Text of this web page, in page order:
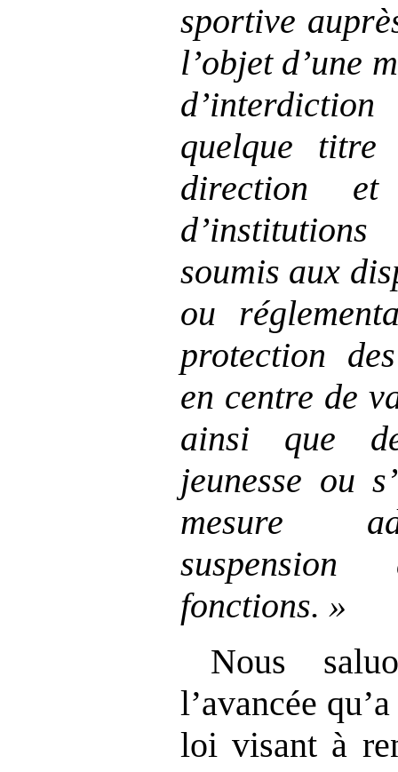
sportive
l’objet d’une
quelque
direction et
soumis aux
ou
protection
en centre de
ainsi que
jeunesse ou
mesure
fonctions. »
Nous
l’avancée
loi visant à